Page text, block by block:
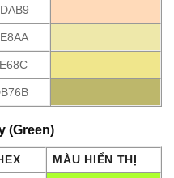
(Green)
MÀU HIỂN THỊ